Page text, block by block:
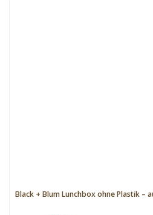
Black + Blum Lunchbox ohne Plastik –